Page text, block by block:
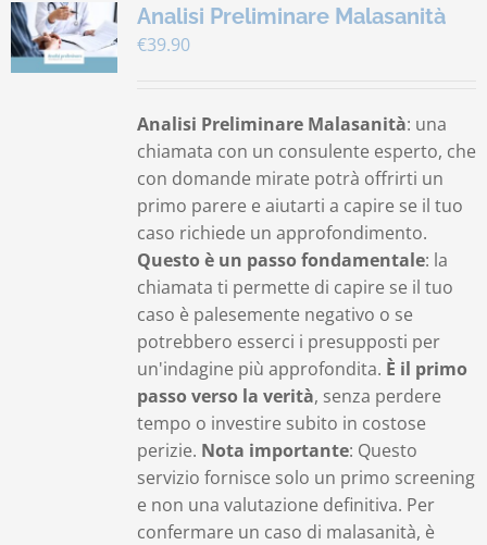
Analisi Preliminare Malasanità
€39.90
Analisi Preliminare Malasanità: una
chiamata con un consulente esperto, che
con domande mirate potrà offrirti un
primo parere e aiutarti a capire se il tuo
caso richiede un approfondimento.
Questo è un passo fondamentale: la
chiamata ti permette di capire se il tuo
caso è palesemente negativo o se
potrebbero esserci i presupposti per
un'indagine più approfondita. È il primo
passo verso la verità, senza perdere
tempo o investire subito in costose
perizie. Nota importante: Questo
servizio fornisce solo un primo screening
e non una valutazione definitiva. Per
confermare un caso di malasanità, è